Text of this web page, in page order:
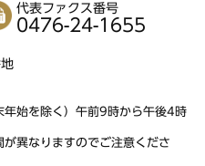
代表ファクス番号
0476-24-1655
年始を除く）午前9時から午後4時
異なりますのでご注意くださ